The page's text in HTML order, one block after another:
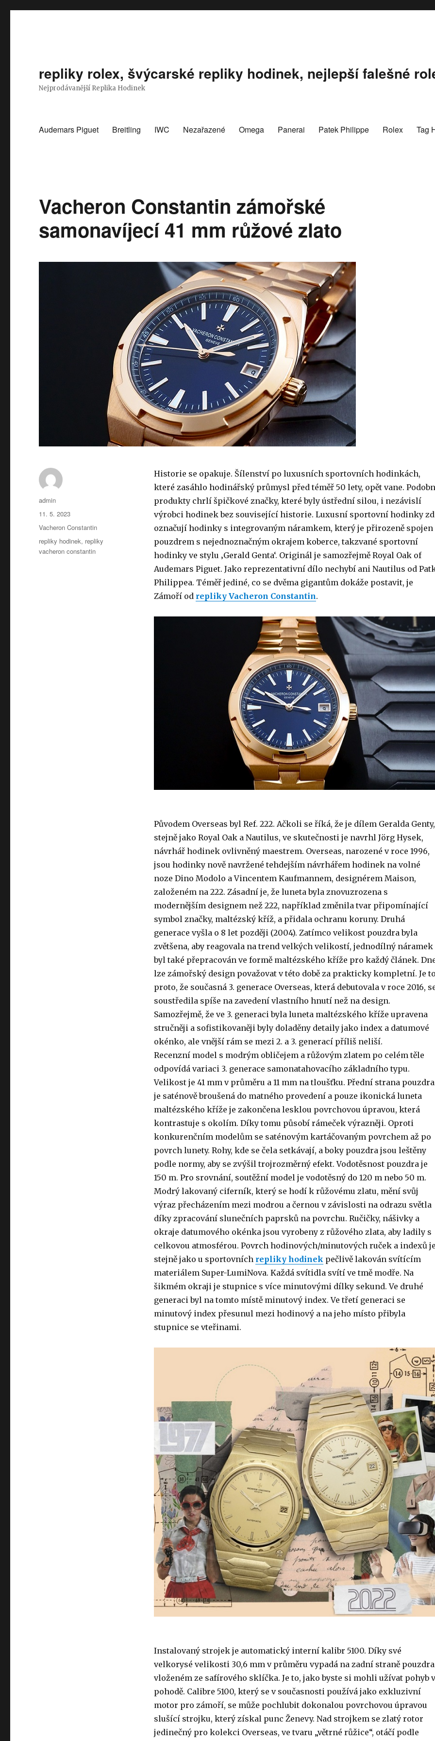
repliky rolex, švýcarské repliky hodinek, nejlepší falešné
Nejprodávanější Replika Hodinek
Audemars Piguet Breitling IWC Nezařazené Omega Panerai Patek Philippe Rolex Tag
Vacheron Constantin zámořské
samonavíjecí 41 mm růžové zlato
Historie se opakuje. Šílenství po luxusních sportovních hodinkách,
které zasáhlo hodinářský průmysl před téměř 50 lety, opět vane.
produkty chrlí špičkové značky, které byly ústřední silou, i nezávislí
výrobci hodinek bez související historie. Luxusní sportovní hodinky
označují hodinky s integrovaným náramkem, který je přirozeně spojen
pouzdrem s nejednoznačným okrajem koberce, takzvané sportovní
hodinky ve stylu ‚Gerald Genta‘. Originál je samozřejmě Royal Oak of
Audemars Piguet. Jako reprezentativní dílo nechybí ani Nautilus od
Philippea. Téměř jediné, co se dvěma gigantům dokáže postavit, je
Zámoří od repliky Vacheron Constantin.
Původem Overseas byl Ref. 222. Ačkoli se říká, že je dílem Geralda Genty,
stejně jako Royal Oak a Nautilus, ve skutečnosti je navrhl Jörg Hysek,
návrhář hodinek ovlivněný maestrem. Overseas, narozené v roce 1996,
jsou hodinky nově navržené tehdejším návrhářem hodinek na volné
noze Dino Modolo a Vincentem Kaufmannem, designérem Maison,
založeném na 222. Zásadní je, že luneta byla znovuzrozena s
modernějším designem než 222, například změnila tvar připomínající
symbol značky, maltézský kříž, a přidala ochranu koruny. Druhá
generace vyšla o 8 let později (2004). Zatímco velikost pouzdra byla
zvětšena, aby reagovala na trend velkých velikostí, jednodílný náramek
byl také přepracován ve formě maltézského kříže pro každý článek.
lze zámořský design považovat v této době za prakticky kompletní. Je
proto, že současná 3. generace Overseas, která debutovala v roce 2016,
soustředila spíše na zavedení vlastního hnutí než na design.
Samozřejmě, že ve 3. generaci byla luneta maltézského kříže upravena
stručněji a sofistikovaněji byly doladěny detaily jako index a datumové
okénko, ale vnější rám se mezi 2. a 3. generací příliš neliší.
Recenzní model s modrým obličejem a růžovým zlatem po celém těle
odpovídá variaci 3. generace samonatahovacího základního typu.
Velikost je 41 mm v průměru a 11 mm na tloušťku. Přední strana pouzdra
je saténově broušená do matného provedení a pouze ikonická luneta
maltézského kříže je zakončena lesklou povrchovou úpravou, která
kontrastuje s okolím. Díky tomu působí rámeček výrazněji. Oproti
konkurenčním modelům se saténovým kartáčovaným povrchem až po
povrch lunety. Rohy, kde se čela setkávají, a boky pouzdra jsou leštěny
podle normy, aby se zvýšil trojrozměrný efekt. Vodotěsnost pouzdra je
150 m. Pro srovnání, soutěžní model je vodotěsný do 120 m nebo 50 m.
Modrý lakovaný ciferník, který se hodí k růžovému zlatu, mění svůj
výraz přecházením mezi modrou a černou v závislosti na odrazu světla
díky zpracování slunečních paprsků na povrchu. Ručičky, nášivky a
okraje datumového okénka jsou vyrobeny z růžového zlata, aby ladily s
celkovou atmosférou. Povrch hodinových/minutových ruček a indexů
stejně jako u sportovních repliky hodinek pečlivě lakován svítícím
materiálem Super-LumiNova. Každá svítidla svítí ve tmě modře. Na
šikmém okraji je stupnice s více minutovými dílky sekund. Ve druhé
generaci byl na tomto místě minutový index. Ve třetí generaci se
minutový index přesunul mezi hodinový a na jeho místo přibyla
stupnice se vteřinami.
Instalovaný strojek je automatický interní kalibr 5100. Díky své
velkorysé velikosti 30,6 mm v průměru vypadá na zadní straně pouzdra
vloženém ze safírového sklíčka. Je to, jako byste si mohli užívat pohyb v
pohodě. Calibre 5100, který se v současnosti používá jako exkluzivní
motor pro zámoří, se může pochlubit dokonalou povrchovou úpravou
slušící strojku, který získal punc Ženevy. Nad strojkem se zlatý rotor
jedinečný pro kolekci Overseas, ve tvaru „větrné růžice“, otáčí podle
Autor:
admin
Publikováno:
11. 5. 2023
Rubriky:
Vacheron Constantin
Štítky:
repliky hodinek, repliky
vacheron constantin